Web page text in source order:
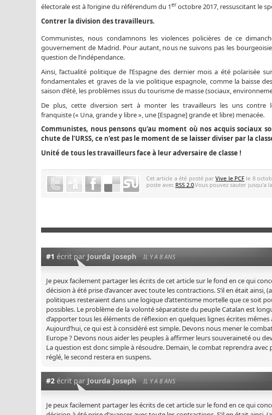
électorale est à l’origine du référendum du 1eroctobre 2017, ressuscitant le
Contrer la division des travailleurs.
Communistes, nous condamnons les violences policières de ce
gouvernement de Madrid. Pour autant, nous ne suivons pas les
question de l’indépendance.
Ainsi, l’actualité politique de l’Espagne des dernier mois a été polarisée
fondamentales et graves de la vie politique espagnole, comme la baisse
saison d’été, les problèmes issus du tourisme de masse (sociaux,
De plus, cette diversion sert à monter les travailleurs les uns contre
franquiste (« Una, grande y libre », une [Espagne] grande et libre) menacée.
Communistes, nous pensons qu’au moment où nos acquis sociaux
chute de l’URSS, ce n’est pas le moment de se laisser diviser par la
Unité de tous les travailleurs face à leur adversaire de classe !
Cet article a été posté parVive le PCF le 8
poste avec RSS 2.0.Vous pouvez sauter jusqu'a
#1 écrit par Jourda Joseph IL Y A 8 ANS
Je peux facilement partager les écrits de cet article sur le fond en ce qui
décision à été prise d’avancer avec toute les contractions. S’il en était
politiques resteraient dans une logique d’attentisme mortelle que ce soit
possibles. Le problème de la volonté séparatiste du peuple Catalan est
d’apporter tous les éléments de réflexion en quelques lignes écrites
Aujourd’hui, ce qui est à considéré est simple. Devons nous mener le
Europe ? Devons nous aider les peuples à affirmer leurs souveraineté ou
La question est donc simple à résoudre. Demain, le combat reprendra
réglé, le second restera en suspens.
#2 écrit par Jourda Joseph IL Y A 8 ANS
Je peux facilement partager les écrits de cet article sur le fond en ce qui